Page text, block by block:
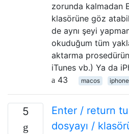
zorunda kalmadan
klasörüne göz
de aynı şeyi
okuduğum tüm
aktarma
iTunes vb.) Ya da
43
macos iphone
5
Enter / return
dosyayı /